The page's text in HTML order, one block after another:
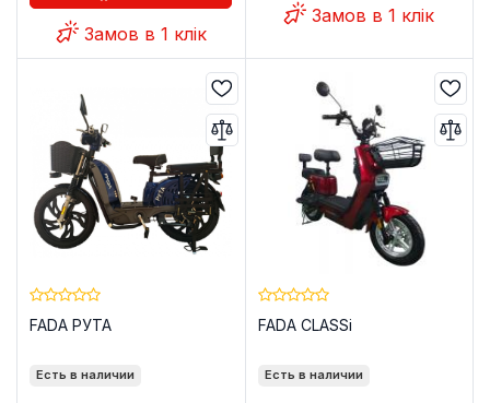
Замов в 1 клік
Замов в 1 клік
FADA РУТА
Есть в наличии
FADA CLASSi
Есть в наличии